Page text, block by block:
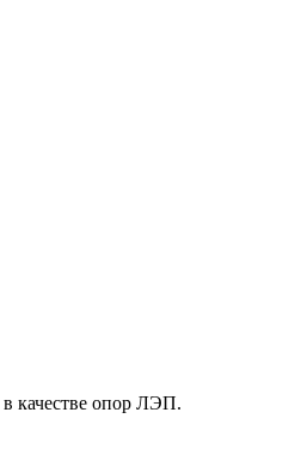
в качестве опор ЛЭП.